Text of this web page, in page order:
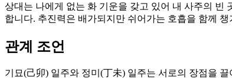
상대는 나에게 없는 화 기운을 갖고 있어 내 사주의 빈
합니다. 추진력은 배가되지만 쉬어가는 호흡을 함께
관계 조언
기묘(己卯) 일주와 정미(丁未) 일주는 서로의 장점을